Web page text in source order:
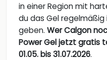
in einer Region mit
du das Gel
geben. Wer Calgon
Power Gel jetzt gratis
01.05. bis 31.07.2026.